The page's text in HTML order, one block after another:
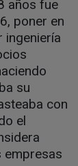
años fue
poner en
ingeniería
su
con
el
empresas